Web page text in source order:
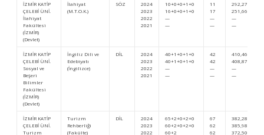
İZMİR KATİP
ÇELEBİ ÜNİ.
İlahiyat
Fakültesi
(İZMİR)
(Devlet)
İlahiyat
(M.T.O.K.)
SÖZ
2024
2023
2022
2021
10+0+0+1+0
16+0+0+1+0
—
—
11
17
—
—
292,27665
251,66397
—
—
İZMİR KATİP
ÇELEBİ ÜNİ.
Sosyal ve
Beşeri
Bilimler
Fakültesi
(İZMİR)
(Devlet)
İngiliz Dili ve
Edebiyatı
(İngilizce)
DİL
2024
2023
2022
2021
40+1+0+1+0
40+1+0+1+0
—
—
42
42
—
—
410,46736
408,87661
—
—
İZMİR KATİP
ÇELEBİ ÜNİ.
Turizm
Turizm
Rehberliği
(Fakülte)
DİL
2024
2023
2022
65+2+0+2+0
60+2+0+2+0
60+2
67
62
62
382,28696
385,98397
372,50306